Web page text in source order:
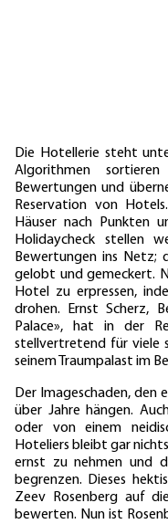
Die Hotellerie steht
Algorithmen
Bewertungen und
Reservation von
Häuser nach Punkten
Holidaycheck stellen
Bewertungen ins Netz;
gelobt und gemeckert.
Hotel zu erpressen,
drohen. Ernst Scherz,
Palace», hat in der
stellvertretend für viele
seinem Traumpalast im
Der Imageschaden,
über Jahre hängen.
oder von einem
Hoteliers bleibt gar
ernst zu nehmen und
begrenzen. Dieses
Zeev Rosenberg auf
bewerten. Nun ist